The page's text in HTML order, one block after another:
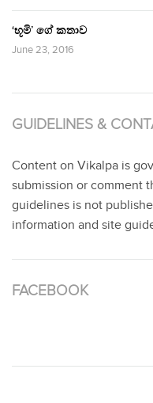
‘භූමි’ ගේ කතාව
June 23, 2016
GUIDELINES &
Content on Vikalpa is
submission or comment
guidelines is not
information and site
FACEBOOK